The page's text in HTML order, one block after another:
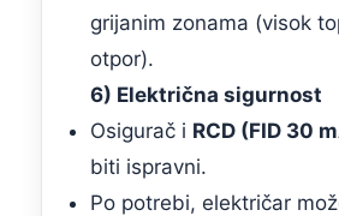
grijanim zonama (visok
otpor).
6) Električna sigurnost
Osigurač i RCD (FID 30
biti ispravni.
Po potrebi, električar